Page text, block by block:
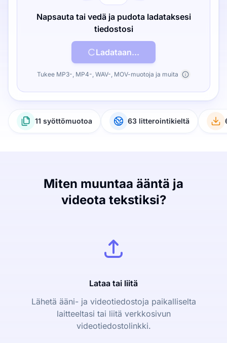
Napsauta tai vedä ja pudota ladataksesi
tiedostosi
Ladataan...
Tukee MP3-, MP4-, WAV-, MOV-muotoja ja muita
11 syöttömuotoa 63 litterointikieltä
Miten muuntaa ääntä ja
videota tekstiksi?
Lataa tai liitä
Lähetä ääni- ja videotiedostoja paikalliselta
laitteeltasi tai liitä verkkosivun
videotiedostolinkki.